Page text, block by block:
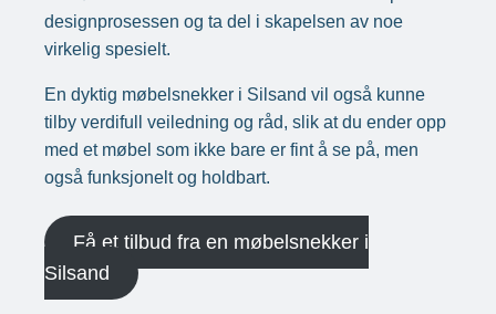
designprosessen og ta del i skapelsen av noe
virkelig spesielt.
En dyktig møbelsnekker i Silsand vil også kunne
tilby verdifull veiledning og råd, slik at du ender opp
med et møbel som ikke bare er fint å se på, men
også funksjonelt og holdbart.
Få et tilbud fra en møbelsnekker i
Silsand